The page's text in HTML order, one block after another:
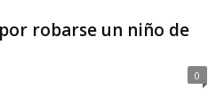
robarse un niño de
0